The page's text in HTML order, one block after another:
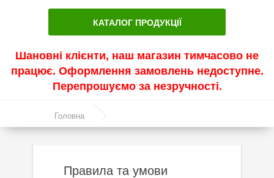
КАТАЛОГ ПРОДУКЦІЇ
Актуальні продукти
Акції
Моторні оливи
Напівсинтетичні оливи
Шановні клієнти, наш магазин тимчасово не
працює. Оформлення замовлень недоступне.
Перепрошуємо за незручності.
Головна
Правила та умови